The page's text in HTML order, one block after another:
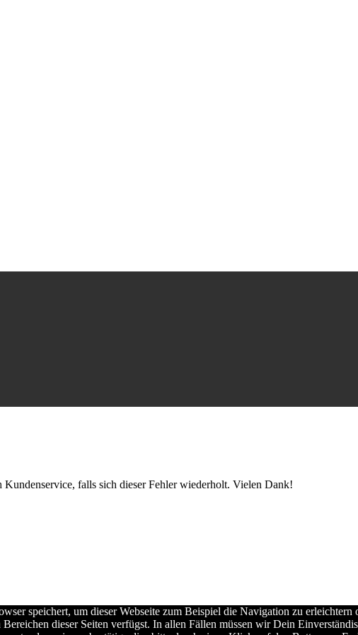
falls sich dieser Fehler wiederholt. Vielen Dank!
speichert, um dieser Webseite zum Beispiel die Navigation zu
dieser Seiten verfügst. In allen Fällen müssen wir Dein